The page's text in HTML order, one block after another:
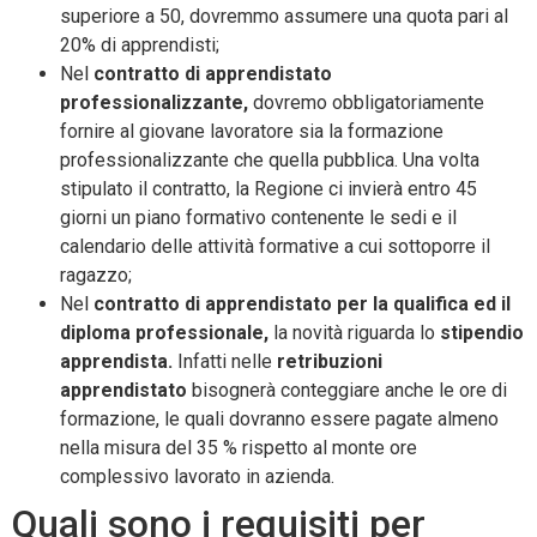
superiore a 50, dovremmo assumere una quota pari al
20% di apprendisti;
Nel contratto di apprendistato
professionalizzante, dovremo obbligatoriamente
fornire al giovane lavoratore sia la formazione
professionalizzante che quella pubblica. Una volta
stipulato il contratto, la Regione ci invierà entro 45
giorni un piano formativo contenente le sedi e il
calendario delle attività formative a cui sottoporre il
ragazzo;
Nel contratto di apprendistato per la qualifica ed il
diploma professionale, la novità riguarda lo stipendio
apprendista. Infatti nelle retribuzioni
apprendistato bisognerà conteggiare anche le ore di
formazione, le quali dovranno essere pagate almeno
nella misura del 35 % rispetto al monte ore
complessivo lavorato in azienda.
Quali sono i requisiti per